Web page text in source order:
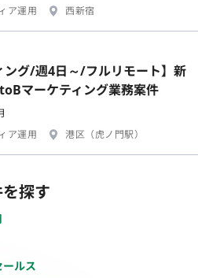
ア運用
西新宿
ング/週4日～/フルリモート】新
マーケティング業務案件
ア運用
港区（虎ノ門駅）
探す
ルス